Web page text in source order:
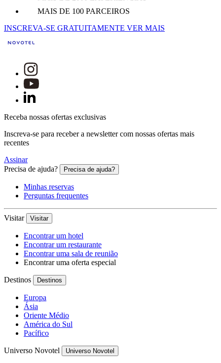
MAIS DE 100 PARCEIROS
INSCREVA-SE GRATUITAMENTE VER MAIS
Receba nossas ofertas exclusivas
Inscreva-se para receber a newsletter com nossas ofertas mais
recentes
Assinar
Precisa de ajuda?
Precisa de ajuda?
Minhas reservas
Perguntas frequentes
Visitar Visitar
Encontrar um hotel
Encontrar um restaurante
Encontrar uma sala de reunião
Encontrar uma oferta especial
Destinos Destinos
Europa
Ásia
Oriente Médio
América do Sul
Pacífico
Universo Novotel Universo Novotel